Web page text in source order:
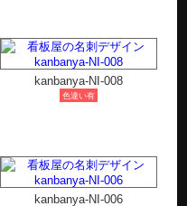
kanbanya-NI-008
色違い有
kanbanya-NI-006